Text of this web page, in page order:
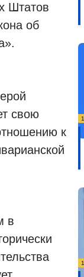
Штатов
об
свою
к
в